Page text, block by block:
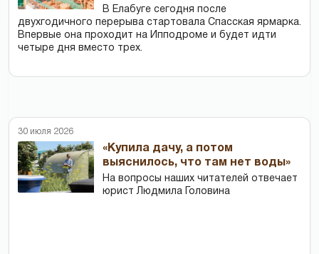
В Елабуге сегодня после
двухгодичного перерыва стартовала Спасская ярмарка.
Впервые она проходит на Ипподроме и будет идти
четыре дня вместо трех.
30 июля 2026
«Купила дачу, а потом
выяснилось, что там нет воды»
На вопросы наших читателей отвечает
юрист Людмила Головина